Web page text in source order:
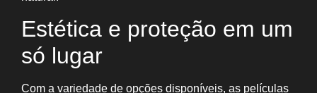
Estética e proteção em um
só lugar
Com a variedade de opções disponíveis, as películas